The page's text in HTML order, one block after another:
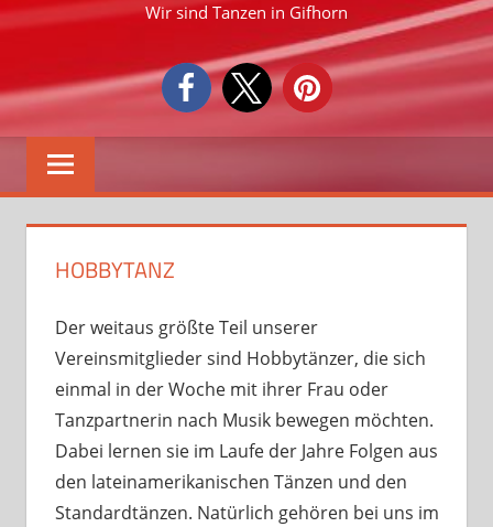
Wir sind Tanzen in Gifhorn
HOBBYTANZ
Der weitaus größte Teil unserer
Vereinsmitglieder sind Hobbytänzer, die sich
einmal in der Woche mit ihrer Frau oder
Tanzpartnerin nach Musik bewegen möchten.
Dabei lernen sie im Laufe der Jahre Folgen aus
den lateinamerikanischen Tänzen und den
Standardtänzen. Natürlich gehören bei uns im